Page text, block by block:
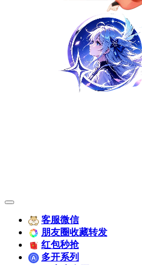
客服微信
朋友圈收藏转发
红包秒抢
多开系列